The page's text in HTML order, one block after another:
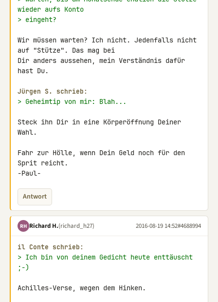
wieder aufs Konto
> eingeht?
Wir müssen warten? Ich nicht. Jedenfalls nicht
auf "Stütze". Das mag bei
Dir anders aussehen, mein Verständnis dafür
hast Du.
Jürgen S. schrieb:
> Geheimtip von mir: Blah...
Steck ihn Dir in eine Körperöffnung Deiner
Wahl.
Fahr zur Hölle, wenn Dein Geld noch für den
Sprit reicht.
-Paul-
Antwort
RH Richard H.(richard_h27) 2016-08-19 14:52#4688994
il Conte schrieb:
> Ich bin von deinem Gedicht heute enttäuscht
;-)
Achilles-Verse, wegen dem Hinken.